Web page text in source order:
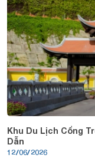
Khu Du Lịch Cổng
Dẫn
12/06/2026